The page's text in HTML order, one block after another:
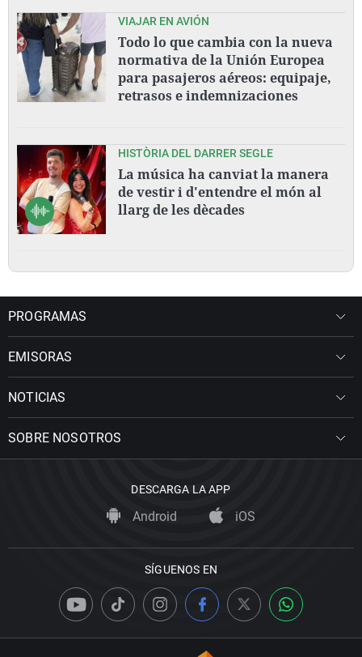
VIAJAR EN AVIÓN
Todo lo que cambia con la nueva
normativa de la Unión Europea
para pasajeros aéreos: equipaje,
retrasos e indemnizaciones
HISTÒRIA DEL DARRER SEGLE
La música ha canviat la manera
de vestir i d'entendre el món al
llarg de les dècades
PROGRAMAS
EMISORAS
NOTICIAS
SOBRE NOSOTROS
DESCARGA LA APP
Android iOS
SÍGUENOS EN